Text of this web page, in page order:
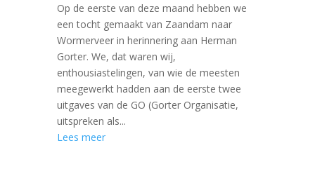
Op de eerste van deze maand hebben we
een tocht gemaakt van Zaandam naar
Wormerveer in herinnering aan Herman
Gorter. We, dat waren wij,
enthousiastelingen, van wie de meesten
meegewerkt hadden aan de eerste twee
uitgaves van de GO (Gorter Organisatie,
uitspreken als...
Lees meer